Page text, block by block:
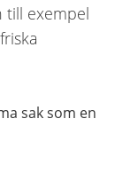
till exempel
sak som en